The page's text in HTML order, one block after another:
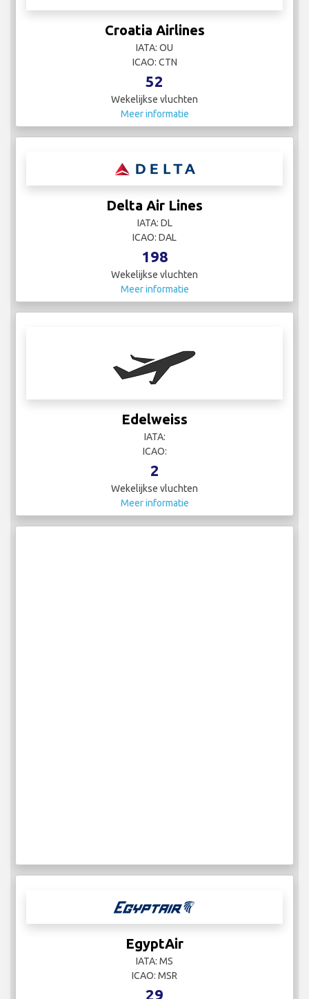
Croatia Airlines
IATA: OU
ICAO: CTN
52
Wekelijkse vluchten
Meer informatie
Delta Air Lines
IATA: DL
ICAO: DAL
198
Wekelijkse vluchten
Meer informatie
Edelweiss
IATA:
ICAO:
2
Wekelijkse vluchten
Meer informatie
EgyptAir
IATA: MS
ICAO: MSR
29